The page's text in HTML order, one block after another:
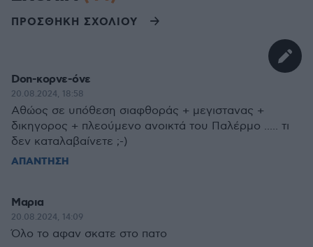
ΠΡΟΣΘΗΚΗ ΣΧΟΛΙΟΥ
Don-κορνε-όνε
20.08.2024, 18:58
Αθώος σε υπόθεση σιαφθοράς + μεγιστανας +
δικηγορος + πλεούμενο ανοικτά του Παλέρμο ..... τι
δεν καταλαβαίνετε ;-)
ΑΠΑΝΤΗΣΗ
Μαρια
20.08.2024, 14:09
Όλο το αφαν σκατε στο πατο